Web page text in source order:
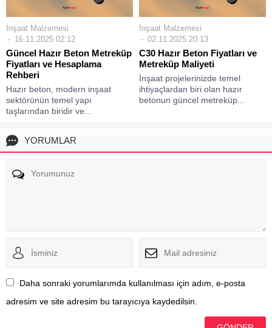
İnşaat Malzemesi
16.11.2025 02:12
Güncel Hazır Beton Metreküp
Fiyatları ve Hesaplama
Rehberi
Hazır beton, modern inşaat
sektörünün temel yapı
taşlarından biridir ve...
İnşaat Malzemesi
02.11.2025 20:13
C30 Hazır Beton Fiyatları ve
Metreküp Maliyeti
İnşaat projelerinizde temel
ihtiyaçlardan biri olan hazır
betonun güncel metreküp...
YORUMLAR
Daha sonraki yorumlarımda kullanılması için adım, e-posta
adresim ve site adresim bu tarayıcıya kaydedilsin.